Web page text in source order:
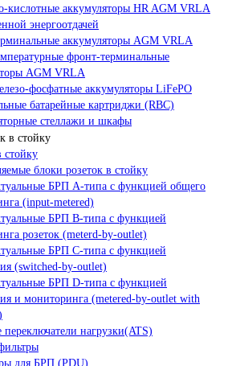
кислотные аккумуляторы HR AGM VRLA
энергоотдачей
аккумуляторы AGM VRLA
фронт-терминальные
AGM VRLA
фосфатные аккумуляторы LiFePO
батарейные картриджи (RBC)
стеллажи и шкафы
стойку
блоки розеток в стойку
БРП А-типа с функцией общего
(input-metered)
БРП B-типа с функцией
розеток (meterd-by-outlet)
БРП C-типа с функцией
(switched-by-outlet)
БРП D-типа с функцией
и мониторинга (metered-by-outlet with
переключатели нагрузки(ATS)
для БРП (PDU)